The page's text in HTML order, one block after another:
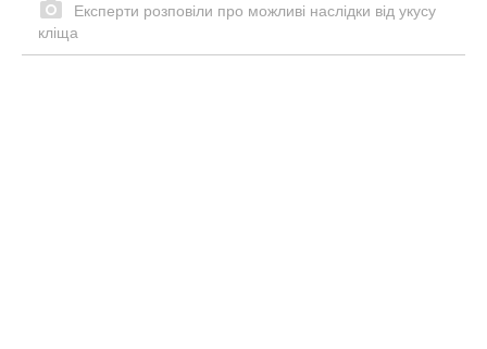
Експерти розповіли про можливі наслідки від укусу
кліща